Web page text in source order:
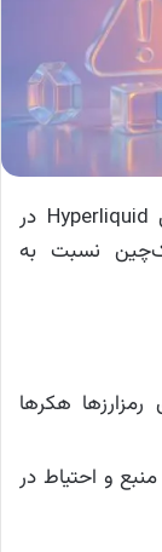
در پی انتشار یک نسخه جعلی از اپلیکیشن Hyperliquid در
نسبت به
هکرها
منبع و احتیاط در